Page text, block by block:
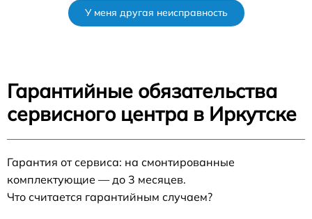
У меня другая неисправность
Гарантийные обязательства
сервисного центра в Иркутске
Гарантия от сервиса: на смонтированные
комплектующие — до 3 месяцев.
Что считается гарантийным случаем?